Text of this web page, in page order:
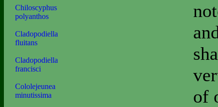
Chiloscyphus
polyanthos
Cladopodiella
fluitans
Cladopodiella
francisci
Cololejeunea
minutissima
of